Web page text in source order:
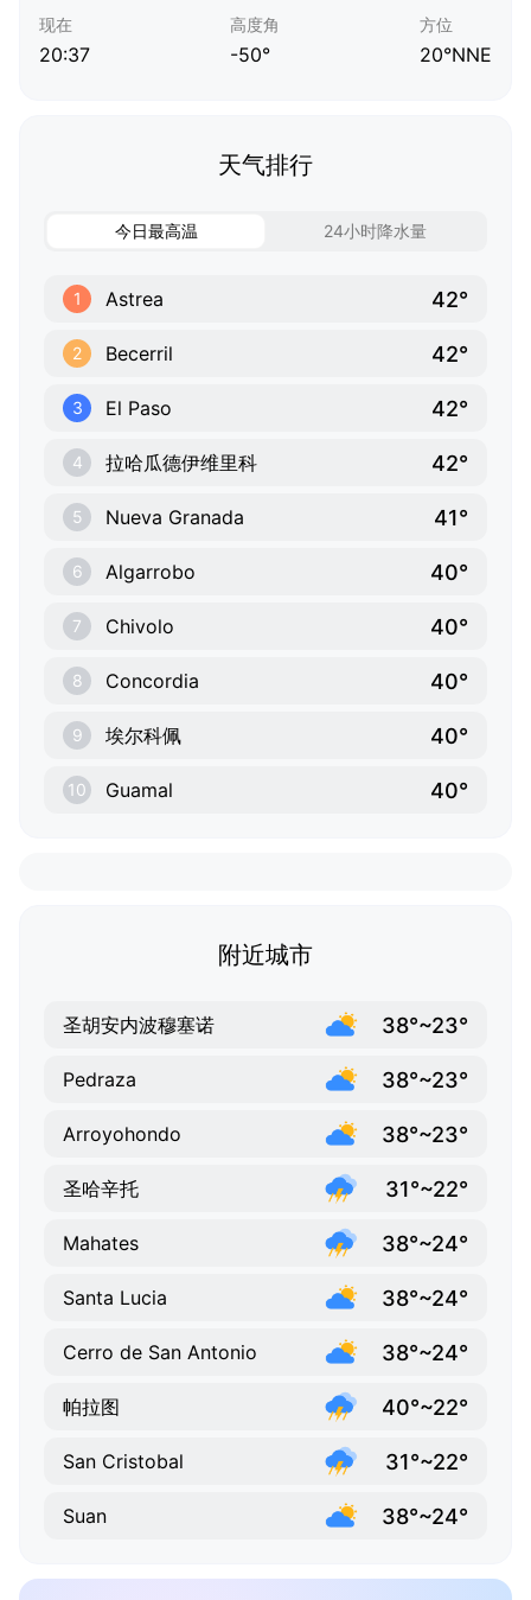
现在
20:37
高度角
-50°
方位
20°NNE
天气排行
今日最高温 24小时降水量
1 Astrea 42°
2 Becerril 42°
3 El Paso 42°
4 拉哈瓜德伊维里科 42°
5 Nueva Granada 41°
6 Algarrobo 40°
7 Chivolo 40°
8 Concordia 40°
9 埃尔科佩 40°
10 Guamal 40°
附近城市
圣胡安内波穆塞诺 38°~23°
Pedraza 38°~23°
Arroyohondo 38°~23°
圣哈辛托 31°~22°
Mahates 38°~24°
Santa Lucia 38°~24°
Cerro de San Antonio 38°~24°
帕拉图 40°~22°
San Cristobal 31°~22°
Suan 38°~24°